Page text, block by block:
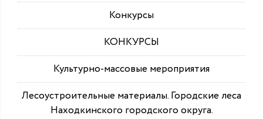
Конкурсы
КОНКУРСЫ
Культурно-массовые мероприятия
Лесоустроительные материалы. Городские леса
Находкинского городского округа.